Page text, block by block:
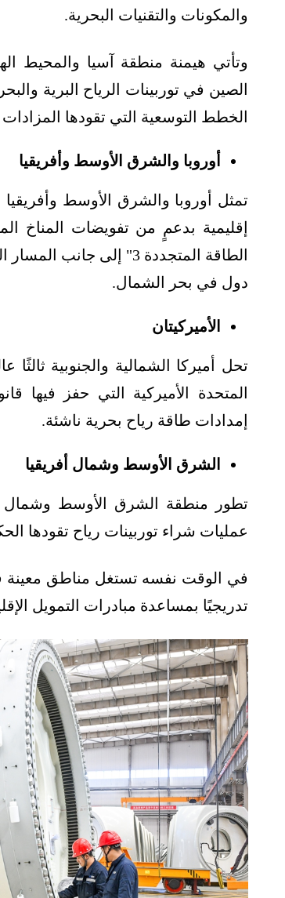
والمكونات والتقنيات البحرية.
وتأتي هيمنة منطقة آسيا والمحيط
الصين في توربينات الرياح البرية
الخطط التوسعية التي تقودها
أوروبا والشرق الأوسط وأفريقيا
تمثل أوروبا والشرق الأوسط وأفريقيا
إقليمية بدعمٍ من تفويضات المناخ
الطاقة المتجددة 3"
دول في بحر الشمال.
الأميركيتان
تحل أميركا الشمالية والجنوبية ثالثًا
المتحدة الأميركية التي حفز
إمدادات طاقة رياح بحرية ناشئة.
الشرق الأوسط وشمال أفريقيا
تطور منطقة الشرق الأوسط وشمال
عمليات شراء توربينات رياح تقودها
في الوقت نفسه تستغل مناطق معينة
تدريجيًا بمساعدة مبادرات التمويل